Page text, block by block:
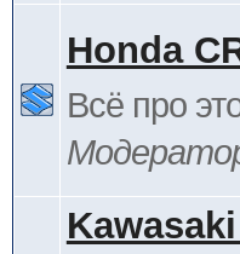
Honda
Всё про